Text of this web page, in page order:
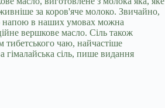
за коров'яче молоко. Звичайно,
напою в наших умовах можна
вершкове масло. Сіль також
тибетського чаю, найчастіше
гімалайська сіль, пише видання